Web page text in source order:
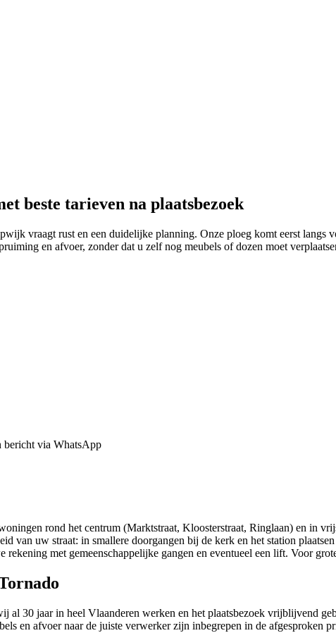
beste tarieven na plaatsbezoek
vraagt rust en een duidelijke planning. Onze ploeg komt eerst langs
en afvoer, zonder dat u zelf nog meubels of dozen moet
bericht via WhatsApp
rond het centrum (Marktstraat, Kloosterstraat, Ringlaan) en in
van uw straat: in smallere doorgangen bij de kerk en het station
rekening met gemeenschappelijke gangen en eventueel een lift. Voor
30 jaar in heel Vlaanderen werken en het plaatsbezoek vrijblijvend
en afvoer naar de juiste verwerker zijn inbegrepen in de afgesproken